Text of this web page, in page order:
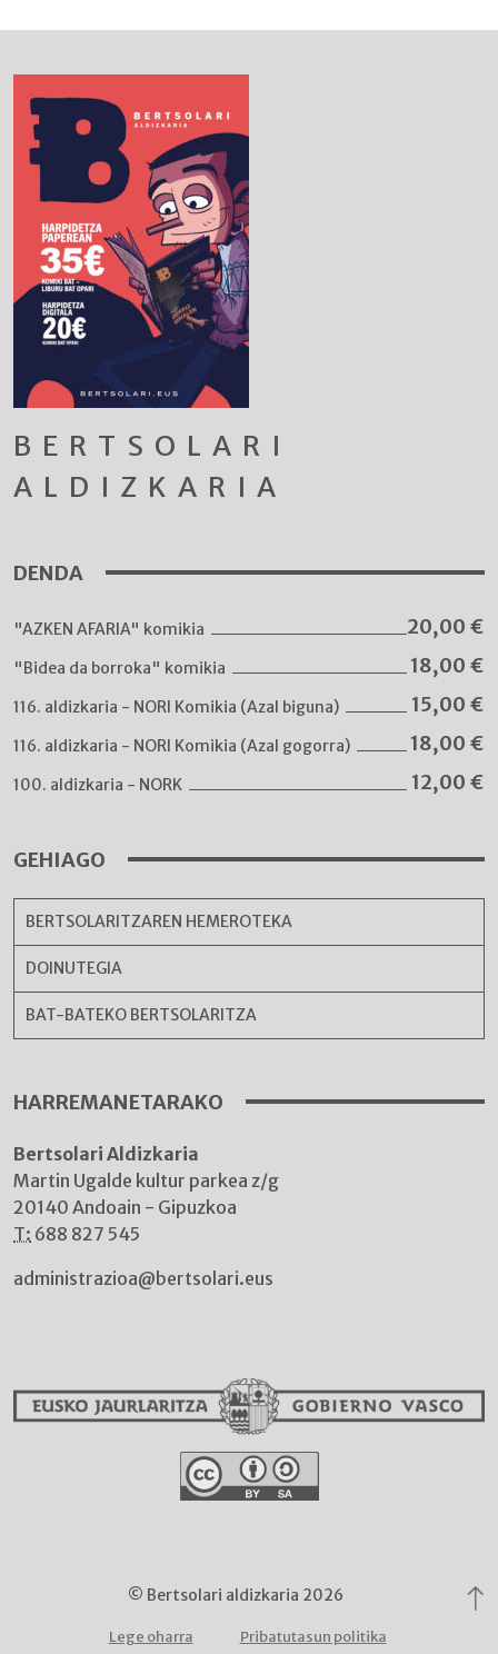
BERTSOLARI
ALDIZKARIA
DENDA
"AZKEN AFARIA" komikia 20,00 €
"Bidea da borroka" komikia 18,00 €
116. aldizkaria - NORI Komikia (Azal biguna) 15,00 €
116. aldizkaria - NORI Komikia (Azal gogorra) 18,00 €
100. aldizkaria - NORK 12,00 €
GEHIAGO
BERTSOLARITZAREN HEMEROTEKA
DOINUTEGIA
BAT-BATEKO BERTSOLARITZA
HARREMANETARAKO
Bertsolari Aldizkaria
Martin Ugalde kultur parkea z/g
20140 Andoain - Gipuzkoa
T: 688 827 545
administrazioa@bertsolari.eus
© Bertsolari aldizkaria 2026
Lege oharra
Pribatutasun politika